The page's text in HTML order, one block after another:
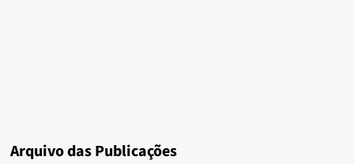
Arquivo das Publicações